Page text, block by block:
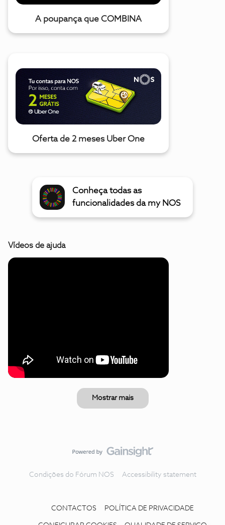
A poupança que COMBINA
Oferta de 2 meses Uber One
Conheça todas as
funcionalidades da my NOS
Vídeos de ajuda
Mostrar mais
Condições do Fórum NOS Accessibility statement
CONTACTOS POLÍTICA DE PRIVACIDADE